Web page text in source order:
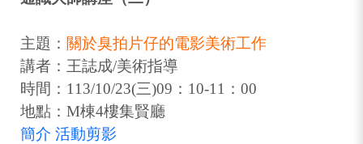
主題： 關於臭拍片仔的電影美術工作
講者：王誌成/美術指導
時間：113/10/23(三)09：10-11：00
地點：M棟4樓集賢廳
簡介 活動剪影